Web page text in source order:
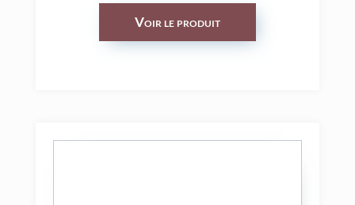
Voir le produit